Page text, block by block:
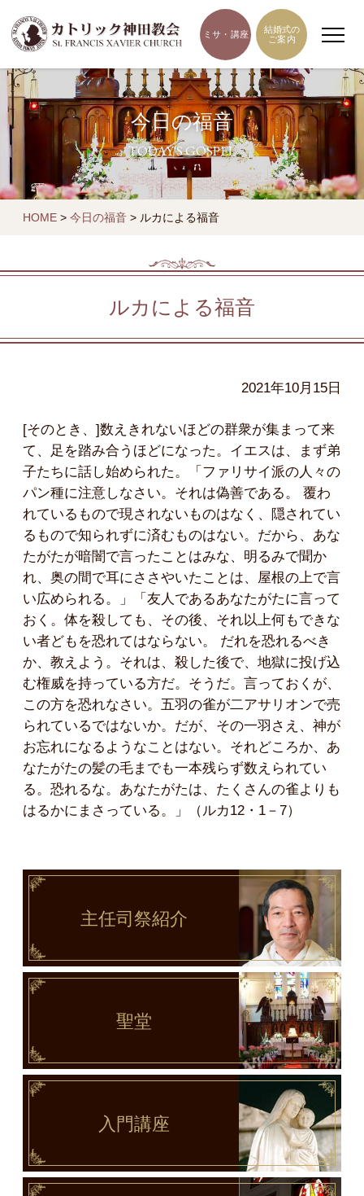
ミサ・講座
結婚式の
ご案内
今日の福音
TODAY'S GOSPEL
HOME > 今日の福音 > ルカによる福音
ルカによる福音
2021年10月15日
[そのとき、]数えきれないほどの群衆が集まって来
て、足を踏み合うほどになった。イエスは、まず弟
子たちに話し始められた。「ファリサイ派の人々の
パン種に注意しなさい。それは偽善である。 覆わ
れているもので現されないものはなく、隠されてい
るもので知られずに済むものはない。だから、あな
たがたが暗闇で言ったことはみな、明るみで聞か
れ、奥の間で耳にささやいたことは、屋根の上で言
い広められる。」「友人であるあなたがたに言って
おく。体を殺しても、その後、それ以上何もできな
い者どもを恐れてはならない。 だれを恐れるべき
か、教えよう。それは、殺した後で、地獄に投げ込
む権威を持っている方だ。そうだ。言っておくが、
この方を恐れなさい。五羽の雀が二アサリオンで売
られているではないか。だが、その一羽さえ、神が
お忘れになるようなことはない。それどころか、あ
なたがたの髪の毛までも一本残らず数えられてい
る。恐れるな。あなたがたは、たくさんの雀よりも
はるかにまさっている。」（ルカ12・1－7）
主任司祭紹介
聖堂
入門講座